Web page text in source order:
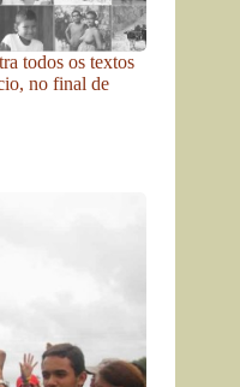
todos os textos
no final de